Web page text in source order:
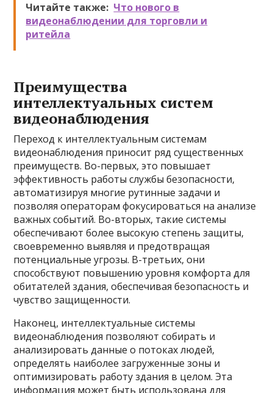
Читайте также: Что нового в
видеонаблюдении для торговли и
ритейла
Преимущества
интеллектуальных систем
видеонаблюдения
Переход к интеллектуальным системам
видеонаблюдения приносит ряд существенных
преимуществ. Во-первых, это повышает
эффективность работы службы безопасности,
автоматизируя многие рутинные задачи и
позволяя операторам фокусироваться на анализе
важных событий. Во-вторых, такие системы
обеспечивают более высокую степень защиты,
своевременно выявляя и предотвращая
потенциальные угрозы. В-третьих, они
способствуют повышению уровня комфорта для
обитателей здания, обеспечивая безопасность и
чувство защищенности.
Наконец, интеллектуальные системы
видеонаблюдения позволяют собирать и
анализировать данные о потоках людей,
определять наиболее загруженные зоны и
оптимизировать работу здания в целом. Эта
информация может быть использована для